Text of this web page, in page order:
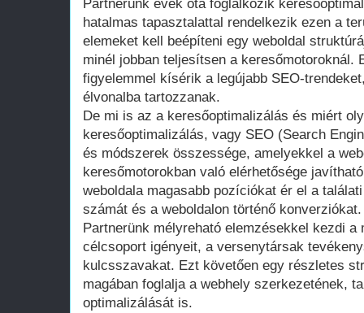
Partnerünk évek óta foglalkozik
hatalmas tapasztalattal rendelkezik ezen a
elemeket kell beépíteni egy weboldal
minél jobban teljesítsen a keresőmotoroknál.
figyelemmel kísérik a legújabb SEO-
élvonalba tartozzanak.
De mi is az a keresőoptimalizálás és miért
keresőoptimalizálás, vagy SEO (Search
és módszerek összessége, amelyekkel a
keresőmotorokban való elérhetősége
weboldala magasabb pozíciókat ér el a
számát és a weboldalon történő konverziókat.
Partnerünk mélyreható elemzésekkel kezdi a
célcsoport igényeit, a versenytársak
kulcsszavakat. Ezt követően egy részletes
magában foglalja a webhely szerkezetének,
optimalizálását is.